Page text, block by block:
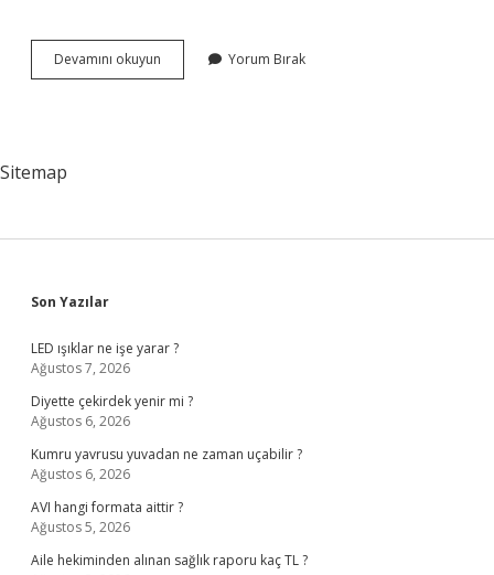
Devamını okuyun Tansiyon
Ilacı
Yorum Bırak
Sitemap
Sidebar
Son Yazılar
LED ışıklar ne işe yarar ?
Ağustos 7, 2026
Diyette çekirdek yenir mi ?
Ağustos 6, 2026
Kumru yavrusu yuvadan ne zaman uçabilir ?
Ağustos 6, 2026
AVI hangi formata aittir ?
Ağustos 5, 2026
Aile hekiminden alınan sağlık raporu kaç TL ?